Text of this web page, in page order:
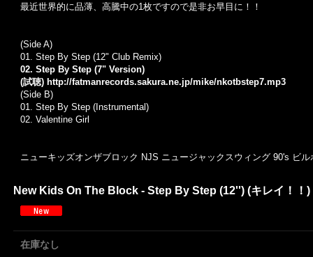
最近世界的に品薄、高騰中の1枚ですので是非お早目に！！
(Side A)
01. Step By Step (12" Club Remix)
02. Step By Step (7" Version)
(試聴) http://fatmanrecords.sakura.ne.jp/mike/nkotbstep7.mp3
(Side B)
01. Step By Step (Instrumental)
02. Valentine Girl
ニューキッズオンザブロック NJS ニュージャックスウィング 90's ビル
New Kids On The Block - Step By Step (12'') (キレイ！！)
在庫なし